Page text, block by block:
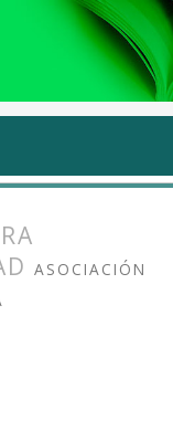
ASOCIACIÓN